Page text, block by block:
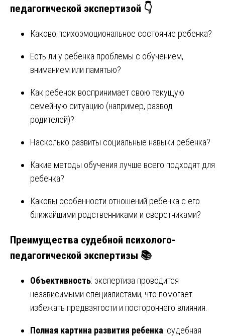
педагогической экспертизой 👇
Каково психоэмоциональное состояние ребенка?
Есть ли у ребенка проблемы с обучением,
вниманием или памятью?
Как ребенок воспринимает свою текущую
семейную ситуацию (например, развод
родителей)?
Насколько развиты социальные навыки ребенка?
Какие методы обучения лучше всего подходят для
ребенка?
Каковы особенности отношений ребенка с его
ближайшими родственниками и сверстниками?
Преимущества судебной психолого-
педагогической экспертизы 📚
Объективность: экспертиза проводится
независимыми специалистами, что помогает
избежать предвзятости и постороннего влияния.
Полная картина развития ребенка: судебная